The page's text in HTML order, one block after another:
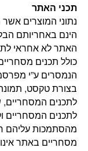
תכני האתר
נתוני המוצרים
הינם באחריותם
האתר לא אחראי
כולל תכנים
הנמסרים ע”י
בצורת טקסט,
לתכנים
לתכנים המסחריים
מהסתמכות עליהם
מסחריים באתר